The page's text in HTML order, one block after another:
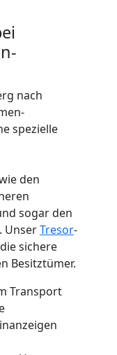
nach
spezielle
den
sogar den
UnserTresor-
sichere
Besitztümer.
Transport